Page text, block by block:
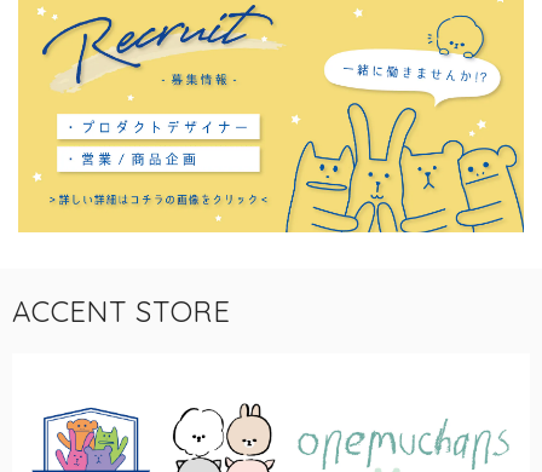
ACCENT STORE